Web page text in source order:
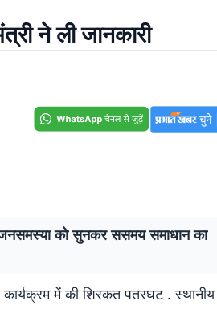
ने ली जानकारी
को सुनकर ससमय समाधान का
में की शिरकत पतरघट . स्थानीय